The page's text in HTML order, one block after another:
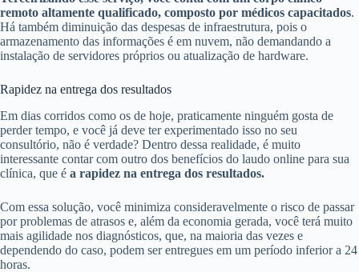
remoto altamente qualificado, composto por médicos capacitados.
Há também diminuição das despesas de infraestrutura, pois o
armazenamento das informações é em nuvem, não demandando a
instalação de servidores próprios ou atualização de hardware.
Rapidez na entrega dos resultados
Em dias corridos como os de hoje, praticamente ninguém gosta de
perder tempo, e você já deve ter experimentado isso no seu
consultório, não é verdade? Dentro dessa realidade, é muito
interessante contar com outro dos benefícios do laudo online para sua
clínica, que é a rapidez na entrega dos resultados.
Com essa solução, você minimiza consideravelmente o risco de passar
por problemas de atrasos e, além da economia gerada, você terá muito
mais agilidade nos diagnósticos, que, na maioria das vezes e
dependendo do caso, podem ser entregues em um período inferior a 24
horas.